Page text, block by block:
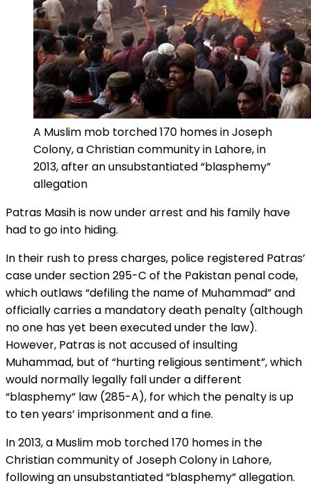
A Muslim mob torched 170 homes in Joseph
Colony, a Christian community in Lahore, in
2013, after an unsubstantiated “blasphemy”
allegation
Patras Masih is now under arrest and his family have
had to go into hiding.
In their rush to press charges, police registered Patras’
case under section 295-C of the Pakistan penal code,
which outlaws “defiling the name of Muhammad” and
officially carries a mandatory death penalty (although
no one has yet been executed under the law).
However, Patras is not accused of insulting
Muhammad, but of “hurting religious sentiment”, which
would normally legally fall under a different
“blasphemy” law (285-A), for which the penalty is up
to ten years’ imprisonment and a fine.
In 2013, a Muslim mob torched 170 homes in the
Christian community of Joseph Colony in Lahore,
following an unsubstantiated “blasphemy” allegation.